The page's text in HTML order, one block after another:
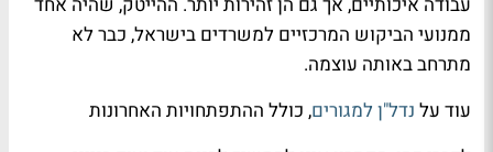
ממנועי הביקוש המרכזיים למשרדים בישראל, כבר לא
מתרחב באותה עוצמה.
עוד על נדל"ן למגורים, כולל ההתפתחויות האחרונות